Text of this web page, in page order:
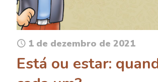
1 de dezembro de 2021
Está ou estar: